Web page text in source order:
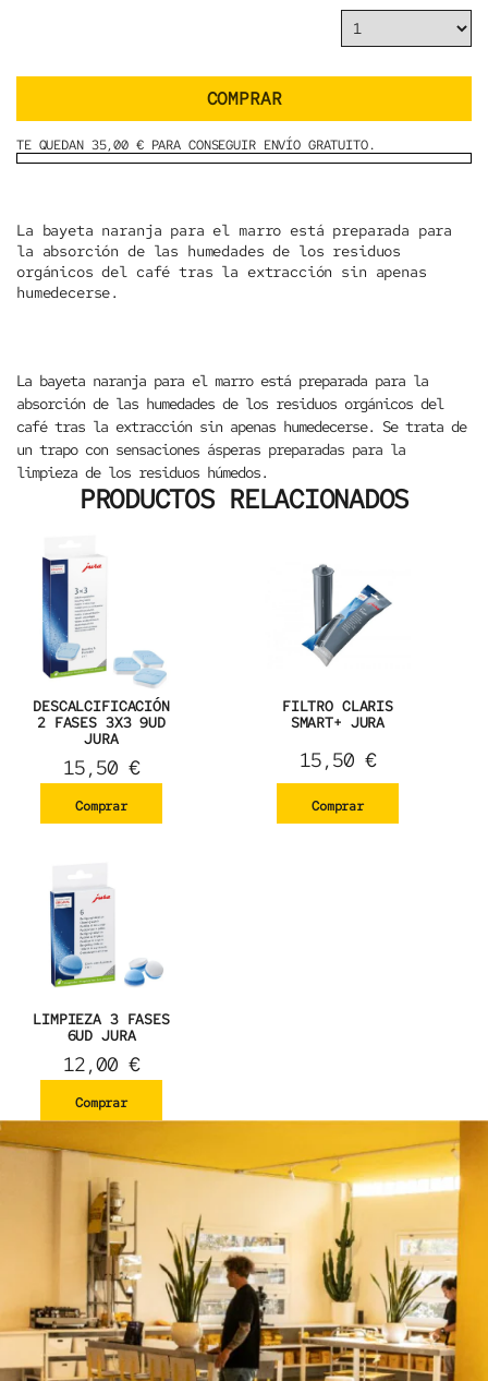
COMPRAR
TE QUEDAN 35,00 € PARA CONSEGUIR ENVÍO GRATUITO.
La bayeta naranja para el marro está preparada para
la absorción de las humedades de los residuos
orgánicos del café tras la extracción sin apenas
humedecerse.
La bayeta naranja para el marro está preparada para la
absorción de las humedades de los residuos orgánicos del
café tras la extracción sin apenas humedecerse. Se trata de
un trapo con sensaciones ásperas preparadas para la
limpieza de los residuos húmedos.
PRODUCTOS RELACIONADOS
DESCALCIFICACIÓN
2 FASES 3X3 9UD
JURA
15,50 €
Comprar
FILTRO CLARIS
SMART+ JURA
15,50 €
Comprar
LIMPIEZA 3 FASES
6UD JURA
12,00 €
Comprar